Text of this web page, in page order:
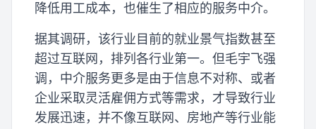
降低用工成本，也催生了相应的服务中介。
据其调研，该行业目前的就业景气指数甚至
超过互联网，排列各行业第一。但毛宇飞强
调，中介服务更多是由于信息不对称、或者
企业采取灵活雇佣方式等需求，才导致行业
发展迅速，并不像互联网、房地产等行业能